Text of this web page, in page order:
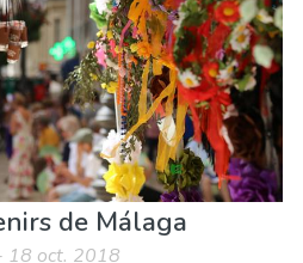
de Málaga
18 oct. 2018